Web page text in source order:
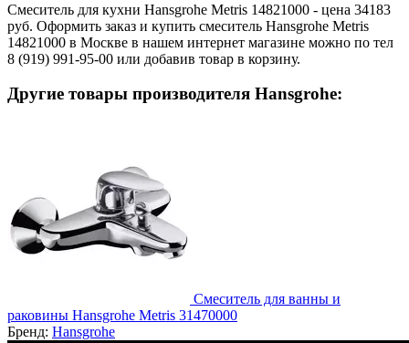
Смеситель для кухни Hansgrohe Metris 14821000 - цена 34183
руб. Оформить заказ и купить смеситель Hansgrohe Metris
14821000 в Москве в нашем интернет магазине можно по тел
8 (919) 991-95-00 или добавив товар в корзину.
Другие товары производителя Hansgrohe:
Смеситель для ванны и
раковины Hansgrohe Metris 31470000
Бренд: Hansgrohe